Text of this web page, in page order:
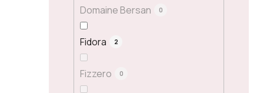
Domaine Bersan 0
Fidora 2
Fizzero 0